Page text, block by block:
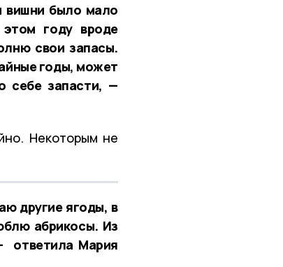
вишни было мало
году вроде
свои запасы.
годы, может
себе запасти, —
Некоторым не
другие ягоды, в
абрикосы. Из
ответила Мария